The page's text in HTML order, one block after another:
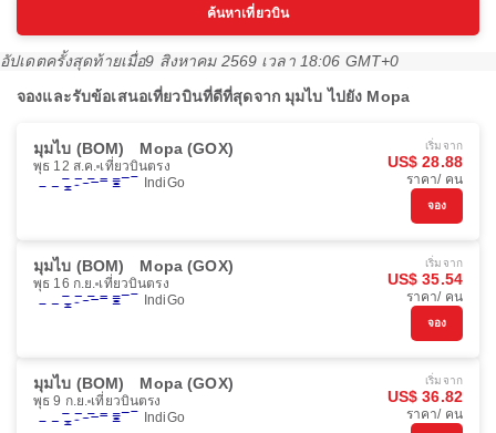
ค้นหาเที่ยวบิน
อัปเดตครั้งสุดท้ายเมื่อ9 สิงหาคม 2569 เวลา 18:06 GMT+0
จองและรับข้อเสนอเที่ยวบินที่ดีที่สุดจาก มุมไบ ไปยัง Mopa
มุมไบ (BOM) Mopa (GOX)
พุธ 12 ส.ค. เที่ยวบินตรง
IndiGo
เริ่มจาก
US$ 28.88
ราคา/ คน
จอง
มุมไบ (BOM) Mopa (GOX)
พุธ 16 ก.ย. เที่ยวบินตรง
IndiGo
เริ่มจาก
US$ 35.54
ราคา/ คน
จอง
มุมไบ (BOM) Mopa (GOX)
พุธ 9 ก.ย. เที่ยวบินตรง
IndiGo
เริ่มจาก
US$ 36.82
ราคา/ คน